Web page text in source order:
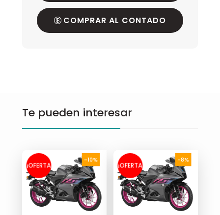
COMPRAR AL CONTADO
Te pueden interesar
-10%
¡OFERTA
!
-8%
¡OFERTA
!